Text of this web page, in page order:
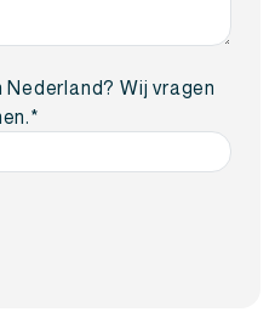
Wij vragen
*